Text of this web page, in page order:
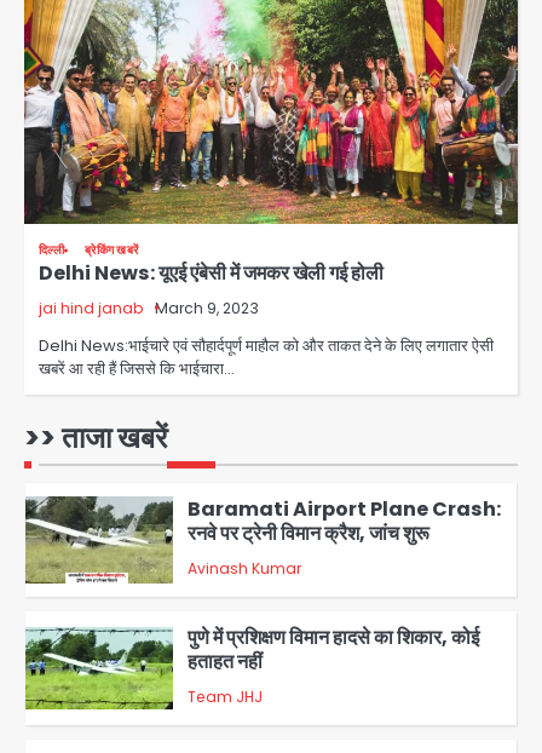
दिल्ली ब्रेकिंग खबरें
Delhi News: यूएई एंबेसी में जमकर खेली गई होली
jai hind janab March 9, 2023
Delhi News:भाईचारे एवं सौहार्दपूर्ण माहौल को और ताकत देने के लिए लगातार ऐसी
खबरें आ रही हैं जिससे कि भाईचारा…
>> ताजा खबरें
3
हताहत नहीं
Team JHJ
4
Greater Noida Gas
Connection Fraud: बुजुर्ग से वीडियो
कॉल पर 9.77 लाख की साइबर फ्रॉड
Avinash Kumar
पोस्ट से हटाए गए गाने, जानें पूरा विवाद
Avinash Kumar
1
Air India Phuket Delhi flight:
2
Baramati Airport Plane Crash:
रनवे पर ट्रेनी विमान क्रैश, जांच शुरू
Avinash Kumar
3
पुणे में प्रशिक्षण विमान हादसे का शिकार, कोई
हताहत नहीं
Team JHJ